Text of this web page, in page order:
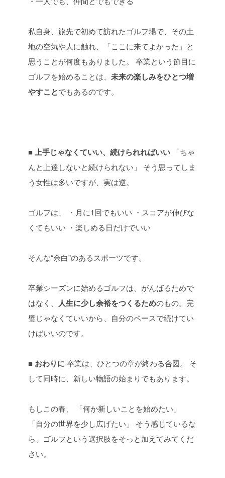
私自身、旅先で初めて訪れたゴルフ場で、その土
地の空気や人に触れ、「ここに来てよかった」と
思うことが何度もありました。
卒業という節目に
ゴルフを始めることは、 未来の楽しみをひとつ増
やすことでもあるのです。
■ 上手じゃなくていい、続けられればいい 「ちゃ
んと上達しないと続けられない」
そう思ってしま
う女性は多いですが、実は逆。
ゴルフは、 ・月に1回でもいい ・スコアが伸びな
くてもいい ・楽しめる日だけでいい
そんな“余白”のあるスポーツです。
卒業シーズンに始めるゴルフは、がんばるためで
はなく、 人生に少し余裕をつくるためのもの。完
璧じゃなくていいから、自分のペースで続けてい
けばいいのです。
■ おわりに卒業は、ひとつの章が終わる合図。
そ
して同時に、新しい物語の始まりでもあります。
もしこの春、
「何か新しいことを始めたい」
「自分の世界を少し広げたい」
そう感じているな
ら、ゴルフという選択肢をそっと加えてみてくだ
さい。